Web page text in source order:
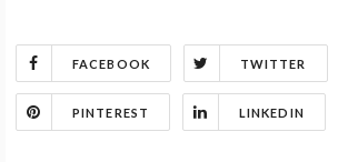
FACEBOOK TWITTER
PINTEREST LINKEDIN